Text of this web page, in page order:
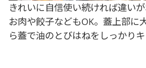
きれいに自信使い続ければ違い
お肉や餃子などもOK。蓋上部に
ら蓋で油のとびはねをしっかりキ